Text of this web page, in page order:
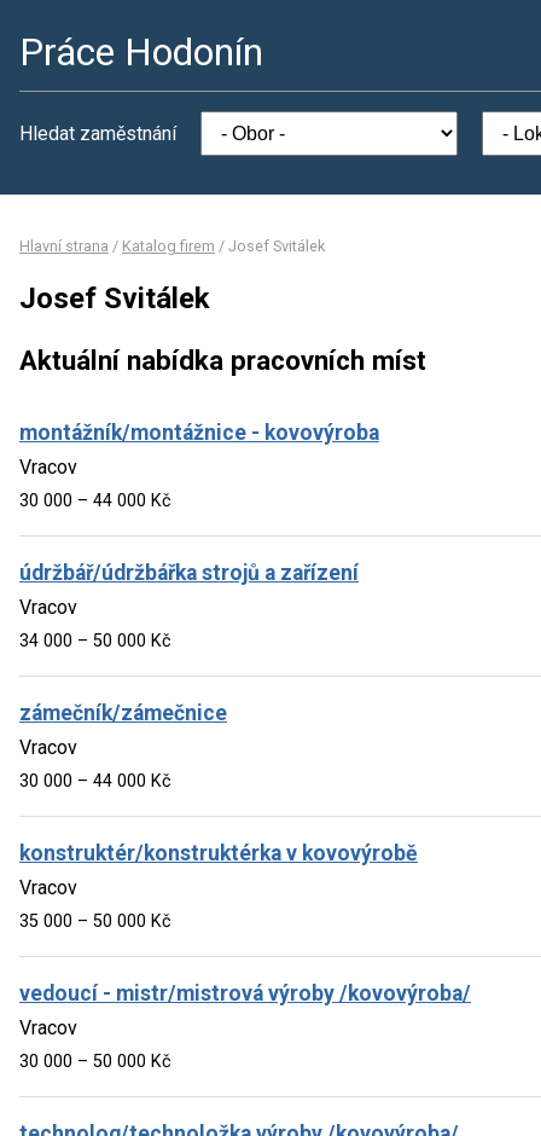
Práce Hodonín
Hledat zaměstnání
Hlavní strana / Katalog firem / Josef Svitálek
Josef Svitálek
Aktuální nabídka pracovních míst
montážník/montážnice - kovovýroba
Vracov
30 000 – 44 000 Kč
údržbář/údržbářka strojů a zařízení
Vracov
34 000 – 50 000 Kč
zámečník/zámečnice
Vracov
30 000 – 44 000 Kč
konstruktér/konstruktérka v kovovýrobě
Vracov
35 000 – 50 000 Kč
vedoucí - mistr/mistrová výroby /kovovýroba/
Vracov
30 000 – 50 000 Kč